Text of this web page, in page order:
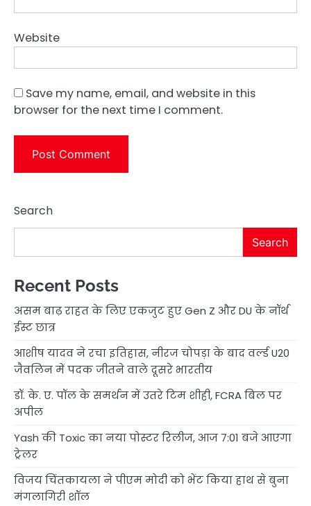
Website
Save my name, email, and website in this
browser for the next time I comment.
Search
Search
Recent Posts
असम बाढ़ राहत के लिए एकजुट हुए Gen Z और DU के नॉर्थ
ईस्ट छात्र
आशीष यादव ने रचा इतिहास, नीरज चोपड़ा के बाद वर्ल्ड U20
जैवलिन में पदक जीतने वाले दूसरे भारतीय
डॉ. के. ए. पॉल के समर्थन में उतरे टिम शीही, FCRA बिल पर
अपील
Yash की Toxic का नया पोस्टर रिलीज, आज 7:01 बजे आएगा
ट्रेलर
विजय चिंतकायला ने पीएम मोदी को भेंट किया हाथ से बुना
मंगलागिरी शॉल